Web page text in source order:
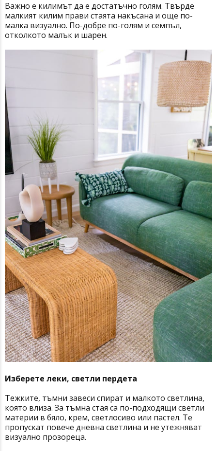
Важно е килимът да е достатъчно голям. Твърде
малкият килим прави стаята накъсана и още по-
малка визуално. По-добре по-голям и семпъл,
отколкото малък и шарен.
Изберете леки, светли пердета
Тежките, тъмни завеси спират и малкото светлина,
която влиза. За тъмна стая са по-подходящи светли
материи в бяло, крем, светлосиво или пастел. Те
пропускат повече дневна светлина и не утежняват
визуално прозореца.